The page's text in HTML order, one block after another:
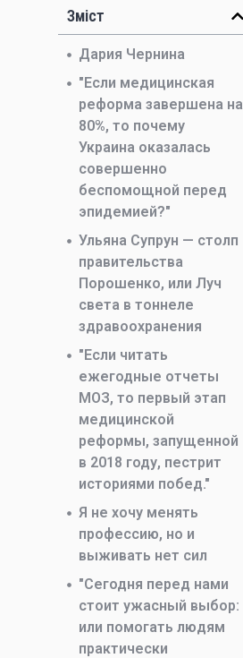
Зміст
Дария Чернина
"Если медицинская
реформа завершена на
80%, то почему
Украина оказалась
совершенно
беспомощной перед
эпидемией?"
Ульяна Супрун — столп
правительства
Порошенко, или Луч
света в тоннеле
здравоохранения
"Если читать
ежегодные отчеты
МОЗ, то первый этап
медицинской
реформы, запущенной
в 2018 году, пестрит
историями побед."
Я не хочу менять
профессию, но и
выживать нет сил
"Сегодня перед нами
стоит ужасный выбор:
или помогать людям
практически